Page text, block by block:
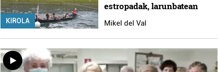
KIROLA
estropadak, larunbatean
Mikel del Val